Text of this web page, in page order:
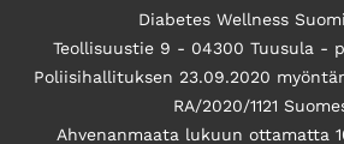
Diabetes Wellness
Teollisuustie 9 - 04300 Tuusula -
Poliisihallituksen 23.09.2020
RA/2020/1121
Ahvenanmaata lukuun ottamatta